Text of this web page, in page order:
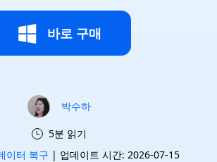
바로 구매
박수하
5분 읽기
이터 복구 | 업데이트 시간: 2026-07-15